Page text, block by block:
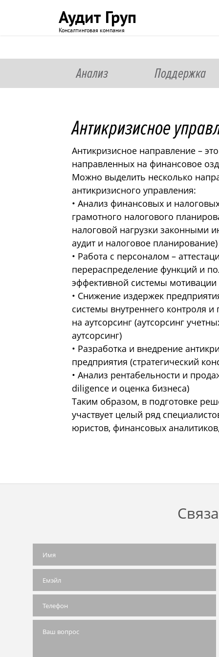
Аудит Груп
Консалтинговая компания
Анализ Поддержка
Антикризисное
Антикризисное направление –
направленных на финансовое
Можно выделить несколько
антикризисного управления:
• Анализ финансовых и
грамотного налогового
налоговой нагрузки законными
аудит и налоговое планирование)
• Работа с персоналом –
перераспределение функций и
эффективной системы мотивации
• Снижение издержек
системы внутреннего контроля
на аутсорсинг (аутсорсинг
аутсорсинг)
• Разработка и внедрение
предприятия (стратегический
• Анализ рентабельности и
diligence и оценка бизнеса)
Таким образом, в подготовке
участвует целый ряд
юристов, финансовых